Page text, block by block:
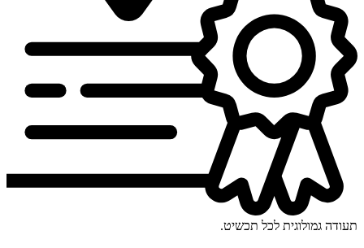
תעודה גמולוגית לכל תכשיט.